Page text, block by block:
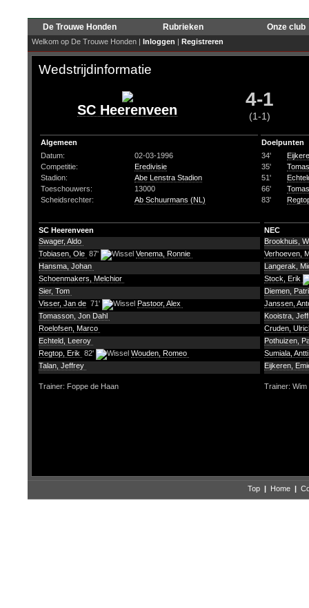
De Trouwe Honden Rubrieken Onze club
Welkom op De Trouwe Honden | Inloggen | Registreren
Wedstrijdinformatie
SC Heerenveen 4-1
(1-1)
Algemeen
Datum:
02-03-1996
Competitie:
Eredivisie
Stadion:
Abe Lenstra Stadion
Toeschouwers:
13000
Scheidsrechter:
Ab Schuurmans (NL)
Doelpunten
34'
35'
51'
66'
83'
SC Heerenveen
NEC
Swager, Aldo
Tobiasen, Ole 87'
Venema, Ronnie
Hansma, Johan
Schoenmakers, Melchior
Sier, Tom
Visser, Jan de 71'
Pastoor, Alex
Tomasson, Jon Dahl
Roelofsen, Marco
Echteld, Leeroy
Regtop, Erik 82'
Wouden, Romeo
Talan, Jeffrey
Brookhuis,
Verhoeven,
Langerak,
Stock, Erik
Diemen,
Janssen,
Kooistra,
Cruden,
Pothuizen,
Sumiala,
Eijkeren,
Trainer: Foppe de Haan Trainer:
Top | Home |